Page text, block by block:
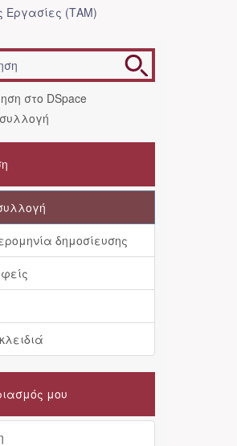
Εργασίες (ΤΑΜ)
στο DSpace
δημοσίευσης
μου